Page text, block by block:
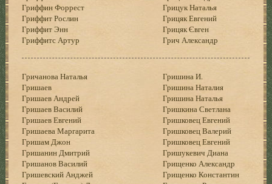
Гриффин Форрест
Гриффит Рослин
Гриффит Энн
Гриффитс Артур
Грицук Наталья
Грицяк Евгений
Грицяк Євген
Грич Александр
Гричанова Наталья
Гришаев
Гришаев Андрей
Гришаев Василий
Гришаев Евгений
Гришаева Маргарита
Гришам Джон
Гришанин Дмитрий
Гришанов Василий
Гришевский Анджей
Гришина И.
Гришина Наталия
Гришина Наталья
Гришкина Светлана
Гришковец Евгений
Гришковец Валерий
Гришковец Евгений
Гришукевич Диана
Грищенко Александр
Грищенко Константин